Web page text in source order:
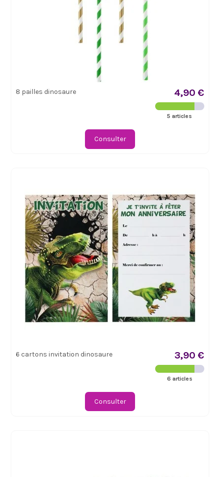
8 pailles dinosaure 4,90 €
5 articles
Consulter
6 cartons invitation dinosaure 3,90 €
6 articles
Consulter